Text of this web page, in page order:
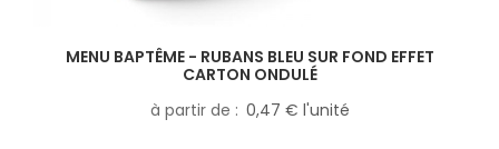
MENU BAPTÊME - RUBANS BLEU SUR FOND EFFET
CARTON ONDULÉ
à partir de
0,47 € l'unité